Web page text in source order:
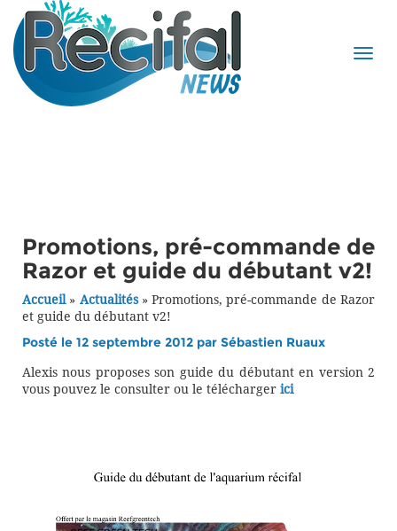
Promotions, pré-commande de
Razor et guide du débutant v2!
Accueil» Actualités»Promotions, pré-commande de Razor
et guide du débutant v2!
Posté le 12 septembre 2012 par Sébastien Ruaux
Alexis nous proposes son guide du débutant en version 2
vous pouvez le consulter ou le télécharger ici